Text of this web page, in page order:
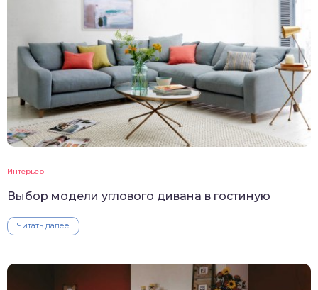
Интерьер
Выбор модели углового дивана в гостиную
Читать далее